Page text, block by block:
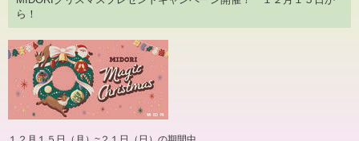
ら！